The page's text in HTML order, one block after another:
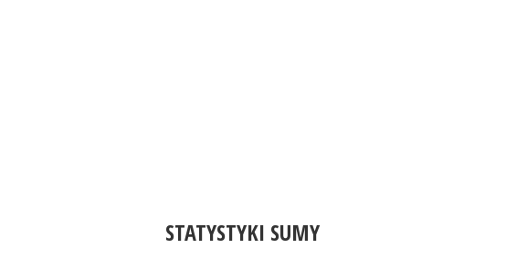
STATYSTYKI SUMY